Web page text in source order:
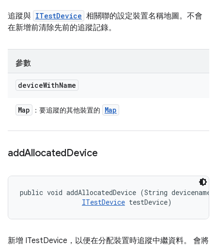
追蹤與 ITestDevice 相關聯的設定裝置名稱地圖。不會
在新增前清除先前的追蹤記錄。
參數
deviceWithName
Map ：要追蹤的其他裝置的 Map
addAllocatedDevice
public void addAllocatedDevice (String
ITestDevice testDevice)
新增 ITestDevice，以便在分配裝置時追蹤中繼資料。 會將